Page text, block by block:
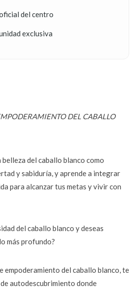
del centro
exclusiva
DEL CABALLO
del caballo blanco como
y sabiduría, y aprende a integrar
para alcanzar tus metas y vivir con
del caballo blanco y deseas
más profundo?
empoderamiento del caballo blanco, te
autodescubrimiento donde